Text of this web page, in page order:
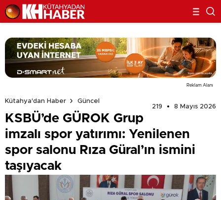
Reklam Alanı
Kütahya'dan Haber
Güncel
219
8 Mayıs 2026
KSBÜ’de GÜROK Grup
imzalı spor yatırımı: Yenilenen
spor salonu Rıza Güral’ın ismini
taşıyacak